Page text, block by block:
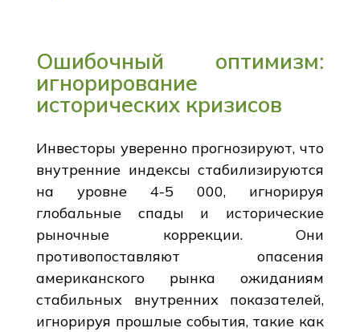
Ошибочный оптимизм:
игнорирование
исторических кризисов
Инвесторы уверенно прогнозируют, что
внутренние индексы стабилизируются
на уровне 4-5 000, игнорируя
глобальные спады и исторические
рыночные коррекции. Они
противопоставляют опасения
американского рынка ожиданиям
стабильных внутренних показателей,
игнорируя прошлые события, такие как